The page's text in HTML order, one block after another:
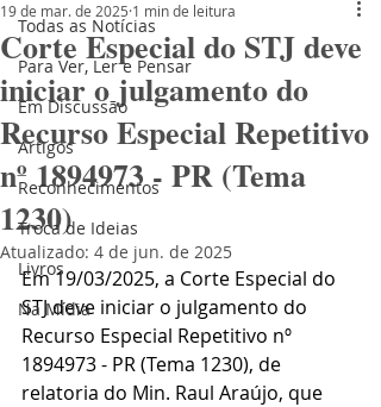
Todas as Notícias
Para Ver, Ler e Pensar
Em Discussão
Artigos
Reconhecimentos
Troca de Ideias
Livros
Na Mídia
Corte Especial do STJ deve
iniciar o julgamento do
Recurso Especial Repetitivo
nº 1894973 - PR (Tema
1230)
19 de mar. de 2025 1 min de leitura
Atualizado: 4 de jun. de 2025
Em 19/03/2025, a Corte Especial do
STJ deve iniciar o julgamento do
Recurso Especial Repetitivo nº
1894973 - PR (Tema 1230), de
relatoria do Min. Raul Araújo, que